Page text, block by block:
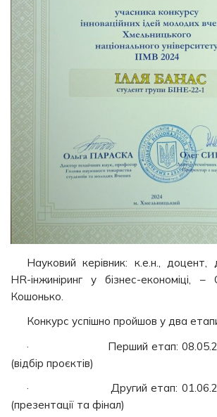
Науковий керівник: к.е.н.,
HR-інжиніринг у бізнес-економіці, –
Кошонько.
Конкурс успішно пройшов у два
· Перший етап: 08.05.2024
(відбір проєктів)
· Другий етап: 01.06.2024
(презентації та фінал)